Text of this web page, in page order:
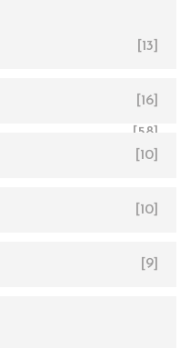
[58]
[13]
[16]
[10]
[10]
[9]